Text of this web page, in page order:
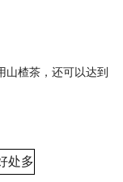
楂茶，还可以达到